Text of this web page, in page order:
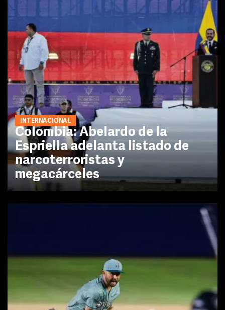
INTERNACIONAL
Colombia: Abelardo de la
Espriella adelanta listado de
narcoterroristas y
megacárceles